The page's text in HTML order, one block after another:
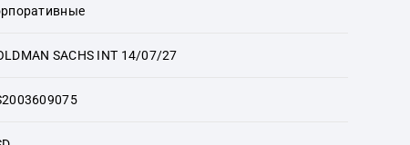
SACHS INT 14/07/27